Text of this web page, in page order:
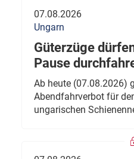
07.08.2026
Ungarn
Güterzüge
Pause
Ab heute (07.08.2026)
Abendfahrverbot für
ungarischen